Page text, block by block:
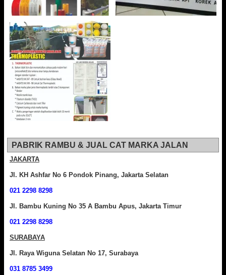
PABRIK RAMBU & JUAL CAT MARKA JALAN
JAKARTA
Jl. KH Ashfar No 6 Pondok Pinang, Jakarta Selatan
021 2298 8298
Jl. Bambu Kuning No 35 A Bambu Apus, Jakarta Timur
021 2298 8298
SURABAYA
Jl. Raya Wiguna Selatan No 17, Surabaya
031 8785 3499